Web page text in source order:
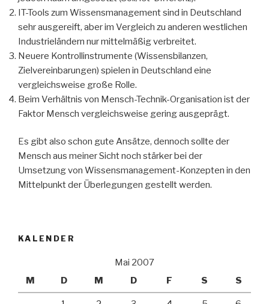
IT-Tools zum Wissensmanagement sind in Deutschland
sehr ausgereift, aber im Vergleich zu anderen westlichen
Industrieländern nur mittelmäßig verbreitet.
Neuere Kontrollinstrumente (Wissensbilanzen,
Zielvereinbarungen) spielen in Deutschland eine
vergleichsweise große Rolle.
Beim Verhältnis von Mensch-Technik-Organisation ist der
Faktor Mensch vergleichsweise gering ausgeprägt.
Es gibt also schon gute Ansätze, dennoch sollte der
Mensch aus meiner Sicht noch stärker bei der
Umsetzung von Wissensmanagement-Konzepten in den
Mittelpunkt der Überlegungen gestellt werden.
KALENDER
Mai 2007
M
D M D F S S